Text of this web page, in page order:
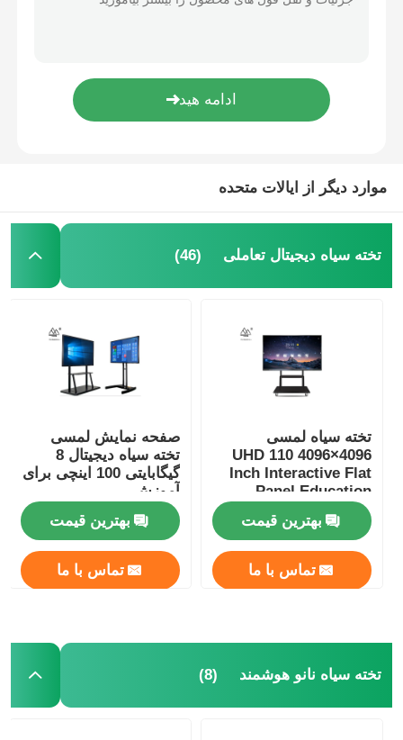
موارد دیگر از ایالات متحده
تخته سیاه دیجیتال تعاملی (46)
تخته سیاه لمسی
4096×4096 UHD 110
Inch Interactive Flat
Panel Education
بهترین قیمت
تماس با ما
صفحه نمایش لمسی
تخته سیاه دیجیتال 8
گیگابایتی 100 اینچی برای
آموزش
بهترین قیمت
تماس با ما
تخته سیاه نانو هوشمند (8)